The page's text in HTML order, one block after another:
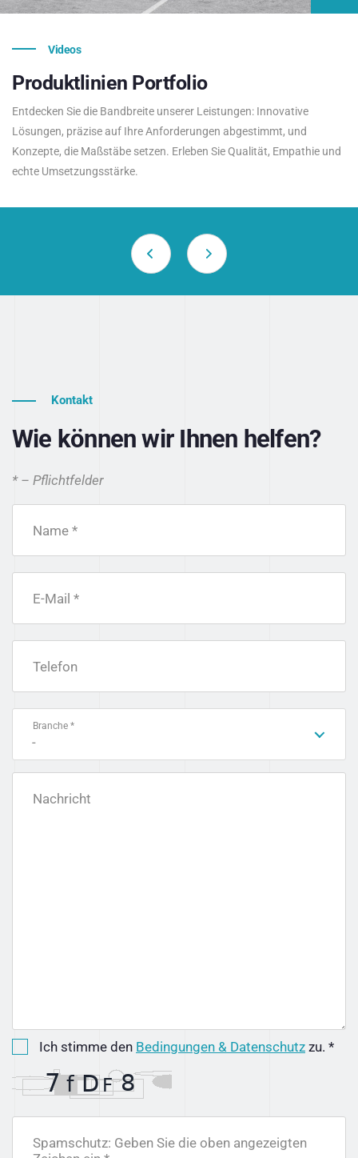
Videos
Produktlinien Portfolio
Entdecken Sie die Bandbreite unserer Leistungen: Innovative
Lösungen, präzise auf Ihre Anforderungen abgestimmt, und
Konzepte, die Maßstäbe setzen. Erleben Sie Qualität, Empathie und
echte Umsetzungsstärke.
Kontakt
Wie können wir Ihnen helfen?
* – Pflichtfelder
Name *
E-Mail *
Telefon
Branche *
-
Nachricht
Ich stimme den Bedingungen & Datenschutz zu. *
Spamschutz: Geben Sie die oben angezeigten